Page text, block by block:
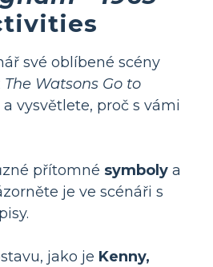
své oblíbené scény
The Watsons Go to
a vysvětlete, proč s vámi
přítomné symboly a
je ve scénáři s
jako je Kenny,